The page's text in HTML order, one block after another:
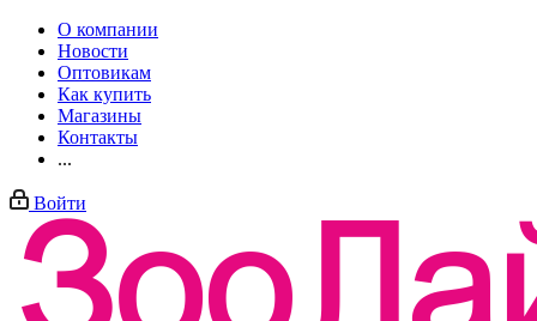
О компании
Новости
Оптовикам
Как купить
Магазины
Контакты
...
Войти